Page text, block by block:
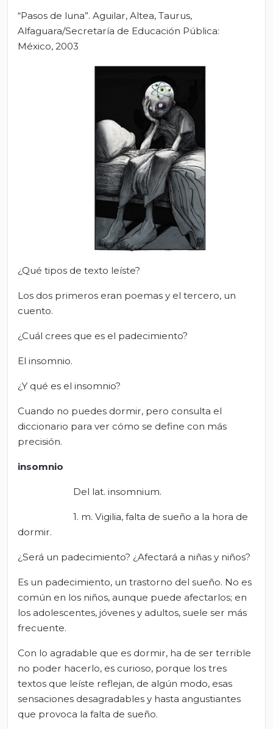
“Pasos de luna”. Aguilar, Altea, Taurus,
Alfaguara/Secretaría de Educación Pública:
México, 2003
¿Qué tipos de texto leíste?
Los dos primeros eran poemas y el tercero, un
cuento.
¿Cuál crees que es el padecimiento?
El insomnio.
¿Y qué es el insomnio?
Cuando no puedes dormir, pero consulta el
diccionario para ver cómo se define con más
precisión.
insomnio
Del lat. insomnium.
1. m. Vigilia, falta de sueño a la hora de
dormir.
¿Será un padecimiento? ¿Afectará a niñas y niños?
Es un padecimiento, un trastorno del sueño. No es
común en los niños, aunque puede afectarlos; en
los adolescentes, jóvenes y adultos, suele ser más
frecuente.
Con lo agradable que es dormir, ha de ser terrible
no poder hacerlo, es curioso, porque los tres
textos que leíste reflejan, de algún modo, esas
sensaciones desagradables y hasta angustiantes
que provoca la falta de sueño.